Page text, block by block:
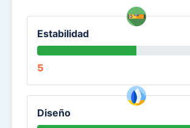
Estabilidad
5
Diseño